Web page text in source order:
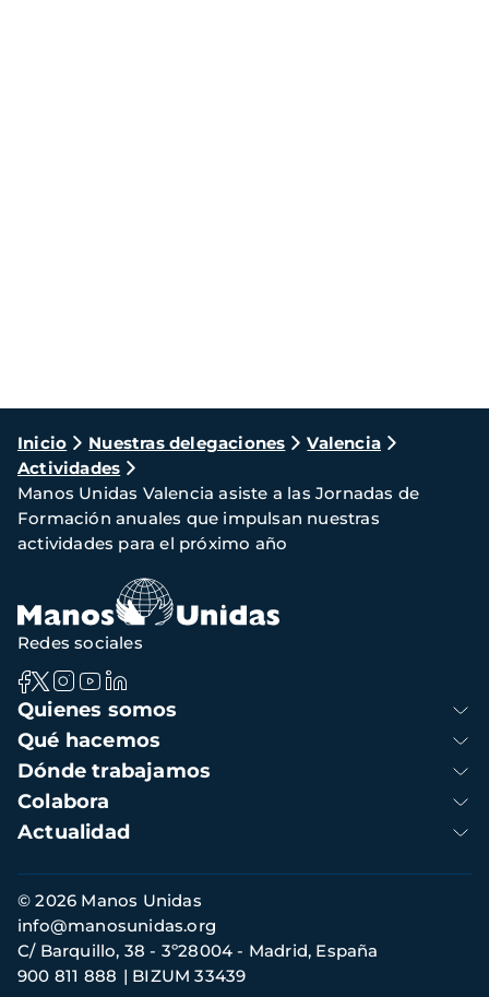
Ruta
de
navegación
Inicio Nuestras delegaciones
Valencia
Actividades
Manos Unidas Valencia asiste a las Jornadas de
Formación anuales que impulsan nuestras
actividades para el próximo año
Navegación
principal
Quienes somos
Qué hacemos
Dónde trabajamos
Colabora
Actualidad
Redes sociales
Información
de
contacto
© 2026 Manos Unidas
C/ Barquillo, 38 - 3º28004 - Madrid, España
900 811 888
BIZUM 33439
info@manosunidas.org